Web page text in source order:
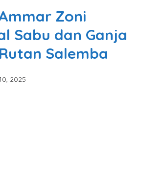
Zoni
Sabu dan Ganja
Salemba
2025